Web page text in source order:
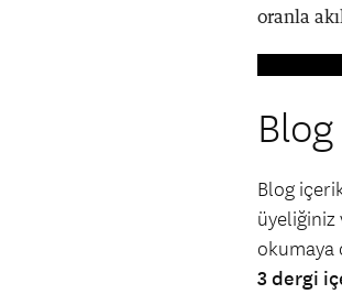
oranla
Blog
üyeliğiniz
okumaya
3 dergi